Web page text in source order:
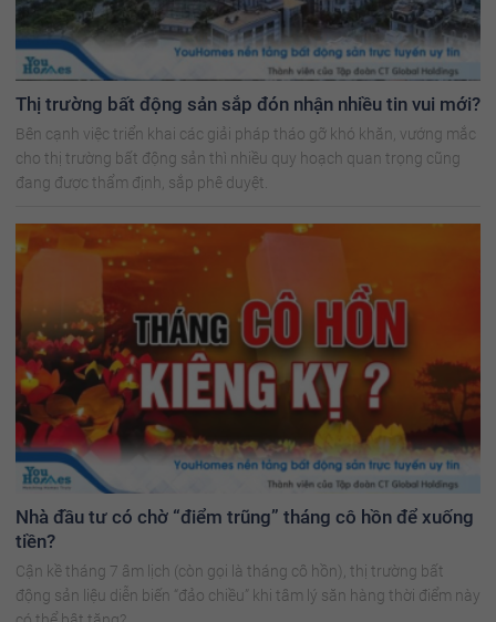
Thị trường bất động sản sắp đón nhận nhiều tin vui mới?
Bên cạnh việc triển khai các giải pháp tháo gỡ khó khăn, vướng mắc
cho thị trường bất động sản thì nhiều quy hoạch quan trọng cũng
đang được thẩm định, sắp phê duyệt.
Nhà đầu tư có chờ “điểm trũng” tháng cô hồn để xuống
tiền?
Cận kề tháng 7 âm lịch (còn gọi là tháng cô hồn), thị trường bất
động sản liệu diễn biến “đảo chiều” khi tâm lý săn hàng thời điểm này